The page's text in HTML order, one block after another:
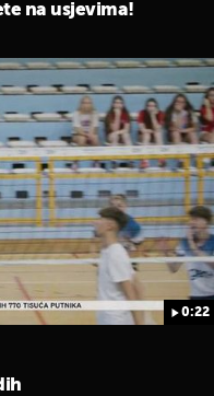
na usjevima!
0:22